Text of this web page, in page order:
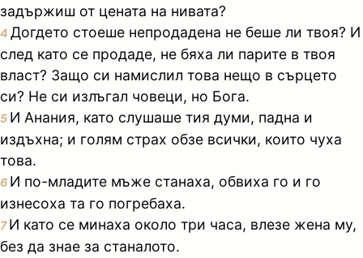
задържиш от цената на нивата?
4 Догдето стоеше непродадена не беше ли твоя? И
след като се продаде, не бяха ли парите в твоя
власт? Защо си намислил това нещо в сърцето
си? Не си излъгал човеци, но Бога.
5 И Анания, като слушаше тия думи, падна и
издъхна; и голям страх обзе всички, които чуха
това.
6 И по-младите мъже станаха, обвиха го и го
изнесоха та го погребаха.
7И като се минаха около три часа, влезе жена му,
без да знае за станалото.